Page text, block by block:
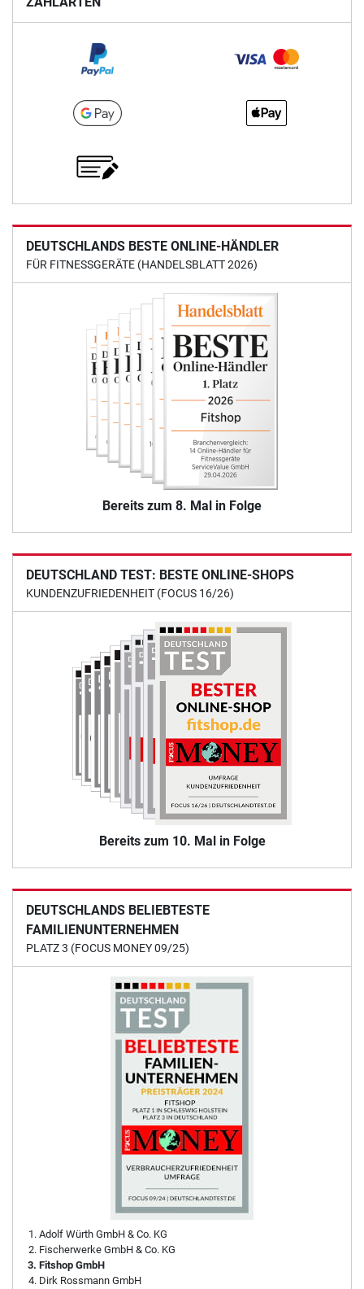
DEUTSCHLANDS BESTE ONLINE-HÄNDLER
FÜR FITNESSGERÄTE (HANDELSBLATT 2026)
Bereits zum 8. Mal in Folge
DEUTSCHLAND TEST: BESTE ONLINE-SHOPS
KUNDENZUFRIEDENHEIT (FOCUS 16/26)
Bereits zum 10. Mal in Folge
DEUTSCHLANDS BELIEBTESTE
FAMILIENUNTERNEHMEN
PLATZ 3 (FOCUS MONEY 09/25)
Adolf Würth GmbH & Co. KG
Fischerwerke GmbH & Co. KG
Fitshop GmbH
Dirk Rossmann GmbH